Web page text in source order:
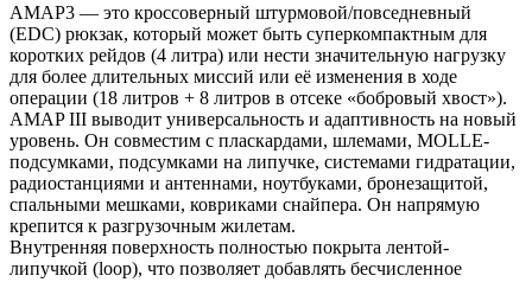
AMAP3 — это кроссоверный штурмовой/повседневный
(EDC) рюкзак, который может быть суперкомпактным для
коротких рейдов (4 литра) или нести значительную нагрузку
для более длительных миссий или её изменения в ходе
операции (18 литров + 8 литров в отсеке «бобровый хвост»).
AMAP III выводит универсальность и адаптивность на новый
уровень. Он совместим с пласкардами, шлемами, MOLLE-
подсумками, подсумками на липучке, системами гидратации,
радиостанциями и антеннами, ноутбуками, бронезащитой,
спальными мешками, ковриками снайпера. Он напрямую
крепится к разгрузочным жилетам.
Внутренняя поверхность полностью покрыта лентой-
липучкой (loop), что позволяет добавлять бесчисленное